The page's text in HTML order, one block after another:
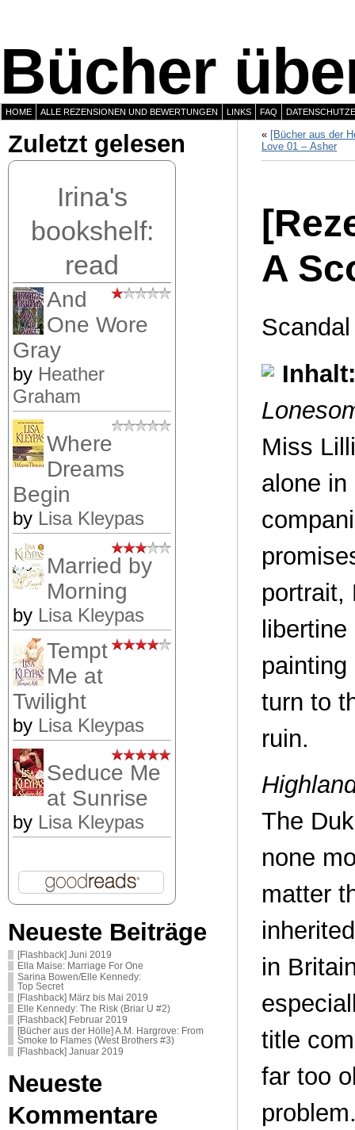
Bücher
HOME ALLE REZENSIONEN UND BEWERTUNGEN LINKS FAQ
Zuletzt gelesen
Irina's
bookshelf:
read
And
One Wore
Gray
by Heather
Graham
Where
Dreams
Begin
by Lisa Kleypas
Married by
Morning
by Lisa Kleypas
Tempt
Me at
Twilight
by Lisa Kleypas
Seduce Me
at Sunrise
by Lisa Kleypas
Neueste Beiträge
[Flashback] Juni 2019
Ella Maise: Marriage For One
Sarina Bowen/Elle Kennedy:
Top Secret
[Flashback] März bis Mai 2019
Elle Kennedy: The Risk (Briar U #2)
[Flashback] Februar 2019
[Bücher aus der Hölle] A.M. Hargrove: From
Smoke to Flames (West Brothers #3)
[Flashback] Januar 2019
Neueste
Kommentare
« [Bücher aus der
Love 01 – Asher
A
Inhalt:
Miss
alone
portrait,
turn to
ruin.
The
none
matter
in
title
far too